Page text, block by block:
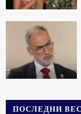
ПОСЛЕДНИ